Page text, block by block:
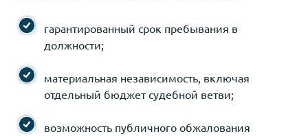
гарантированный срок пребывания в
должности;
материальная независимость, включая
отдельный бюджет судебной ветви;
возможность публичного обжалования